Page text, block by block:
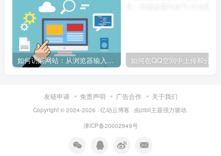
如何访问网站：从浏览器输入到页面加载的完整步骤详解
友链申请 免责声明 广告合作 关于我们
Copyright © 2024-2026 · 亿动云博客 · 由zibll主题强力驱动.
津ICP备20002949号